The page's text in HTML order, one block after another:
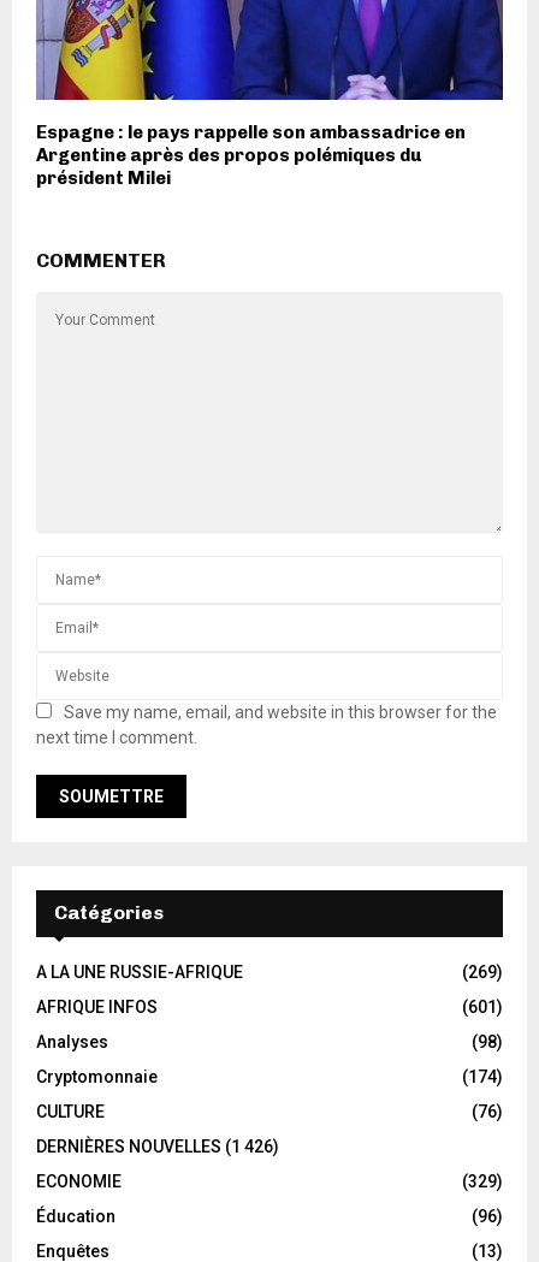
Espagne : le pays rappelle son ambassadrice en
Argentine après des propos polémiques du
président Milei
COMMENTER
Save my name, email, and website in this browser for the
next time I comment.
Catégories
A LA UNE RUSSIE-AFRIQUE
(269)
AFRIQUE INFOS
(601)
Analyses
(98)
Cryptomonnaie
(174)
CULTURE
(76)
DERNIÈRES NOUVELLES (1 426)
ECONOMIE
(329)
Éducation
(96)
Enquêtes
(13)